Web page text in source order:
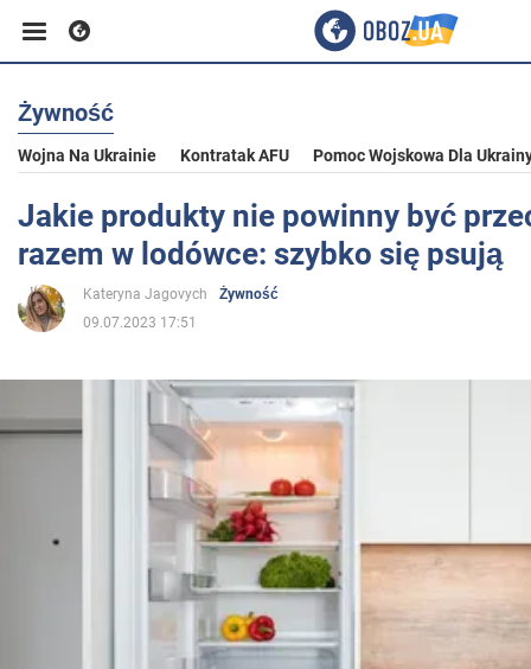
Biznes
Sport
Rozrywka
Polityka
Społeczeństwo
Wojna na Ukrainie
Żywność
Wojna Na Ukrainie Kontratak AFU Pomoc Wojskowa Dla
Jakie produkty nie powinny być
razem w lodówce: szybko się psują
Kateryna Jagovych
Żywność
09.07.2023 17:51